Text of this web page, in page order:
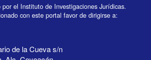
el Instituto de Investigaciones Jurídicas.
con este portal favor de dirigirse a:
de la Cueva s/n